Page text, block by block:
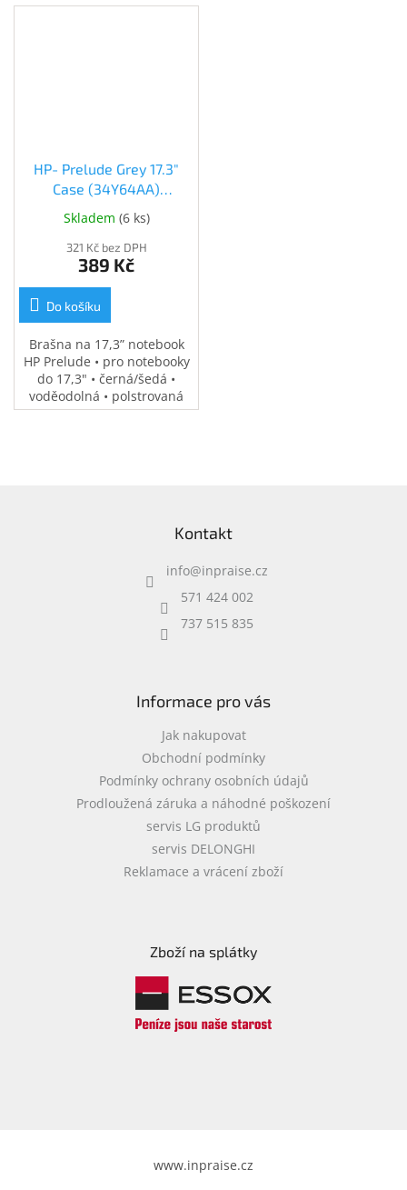
HP- Prelude Grey 17.3"
Case (34Y64AA)
(34Y64AA)
Skladem (6 ks)
321 Kč bez DPH
389 Kč
Do košíku
Brašna na 17,3” notebook
HP Prelude • pro notebooky
do 17,3" • černá/šedá •
voděodolná • polstrovaná
přihrádka na notebook •
Kontakt
info@inpraise.cz
571 424 002
737 515 835
Informace pro vás
Jak nakupovat
Obchodní podmínky
Podmínky ochrany osobních údajů
Prodloužená záruka a náhodné poškození
servis LG produktů
servis DELONGHI
Reklamace a vrácení zboží
Zboží na splátky
www.inpraise.cz